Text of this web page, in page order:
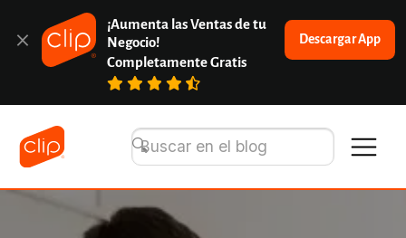
¡Aumenta las Ventas de tu
Negocio!
Completamente Gratis
Descargar App